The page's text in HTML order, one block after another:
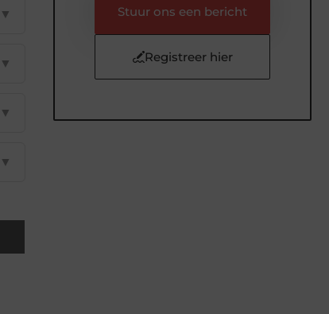
▼
▼
▼
▼
Stuur ons een bericht
Registreer hier